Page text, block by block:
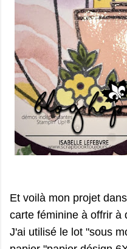
Et voilà mon projet
carte féminine à offrir à
J'ai utilisé le lot "sous